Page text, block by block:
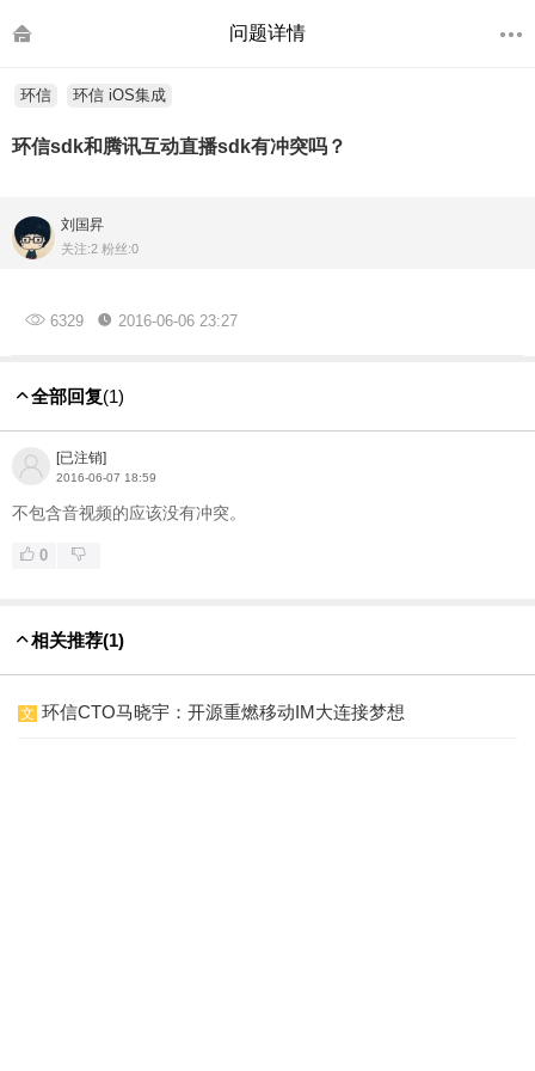
问题详情
环信 环信 iOS集成
环信sdk和腾讯互动直播sdk有冲突吗？
刘国昇
关注:2 粉丝:0
6329 2016-06-06 23:27
全部回复(1)
[已注销]
2016-06-07 18:59
不包含音视频的应该没有冲突。
0
相关推荐(1)
文 环信CTO马晓宇：开源重燃移动IM大连接梦想